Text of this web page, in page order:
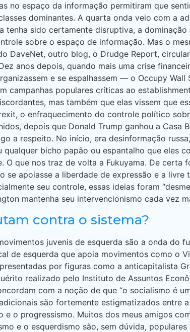
no espaço da informação permitiram que
dominantes. A quarta onda veio com a
tenha sido certamente disruptiva, a
sobre o espaço de informação. Mas o
DaveNet, outro blog, o Drudge Report,
anos depois, quando mais uma crise
e se espalhassem — o Occupy
campanhas populares críticas ao
mas também que elas vissem que
o enfraquecimento do controle político
depois que Donald Trump ganhou a Casa
a respeito. No início, era desinformação
bicho papão ou espantalho que eles
que nos traz de volta a Fukuyama. De certa
se apoiasse a liberdade de expressão e a
seu controle, essas ideias foram
mantenha seu intervencionismo cada vez
contra o sistema?
juvenis de esquerda são a onda do
de esquerda que apoia movimentos como o
por figuras como a anticapitalista
realizado pelo Instituto de Assuntos
com a noção de que “o socialismo é
são fortemente estigmatizados entre
o progressismo. Muitos dos meus amigos
e o esquerdismo são, sem dúvida,